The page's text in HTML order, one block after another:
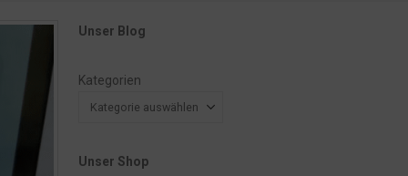
Unser Blog
Kategorien
Unser Shop